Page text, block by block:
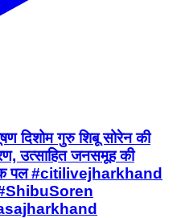
दिशोम गुरु शिबू सोरेन की
उत्साहित जनसमूह की
पल #citilivejharkhand